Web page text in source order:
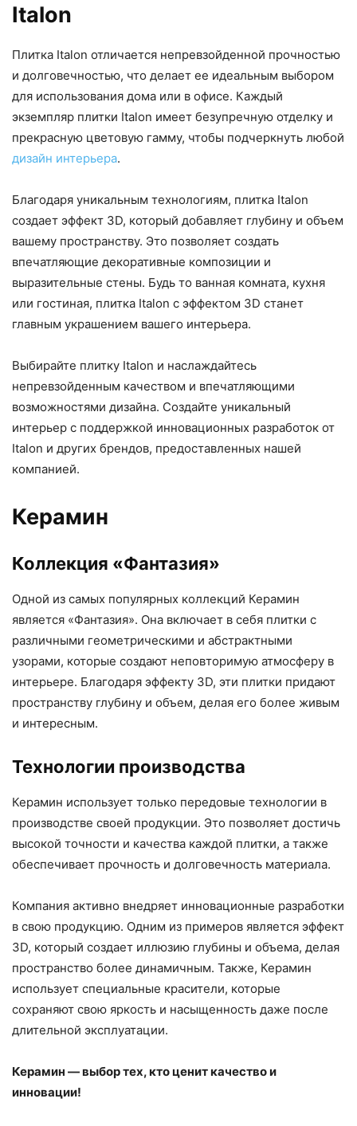
Italon
Плитка Italon отличается непревзойденной прочностью
и долговечностью, что делает ее идеальным выбором
для использования дома или в офисе. Каждый
экземпляр плитки Italon имеет безупречную отделку и
прекрасную цветовую гамму, чтобы подчеркнуть любой
дизайн интерьера.
Благодаря уникальным технологиям, плитка Italon
создает эффект 3D, который добавляет глубину и объем
вашему пространству. Это позволяет создать
впечатляющие декоративные композиции и
выразительные стены. Будь то ванная комната, кухня
или гостиная, плитка Italon с эффектом 3D станет
главным украшением вашего интерьера.
Выбирайте плитку Italon и наслаждайтесь
непревзойденным качеством и впечатляющими
возможностями дизайна. Создайте уникальный
интерьер с поддержкой инновационных разработок от
Italon и других брендов, предоставленных нашей
компанией.
Керамин
Коллекция «Фантазия»
Одной из самых популярных коллекций Керамин
является «Фантазия». Она включает в себя плитки с
различными геометрическими и абстрактными
узорами, которые создают неповторимую атмосферу в
интерьере. Благодаря эффекту 3D, эти плитки придают
пространству глубину и объем, делая его более живым
и интересным.
Технологии производства
Керамин использует только передовые технологии в
производстве своей продукции. Это позволяет достичь
высокой точности и качества каждой плитки, а также
обеспечивает прочность и долговечность материала.
Компания активно внедряет инновационные разработки
в свою продукцию. Одним из примеров является эффект
3D, который создает иллюзию глубины и объема, делая
пространство более динамичным. Также, Керамин
использует специальные красители, которые
сохраняют свою яркость и насыщенность даже после
длительной эксплуатации.
Керамин — выбор тех, кто ценит качество и
инновации!